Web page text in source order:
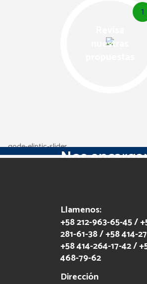
1
nuestras
Nos
Ver Servicios
Llamenos:
+58 212-963-65-45 /
281-61-38 / +58 414-
+58 414-264-17-42 /
468-79-62
Dirección